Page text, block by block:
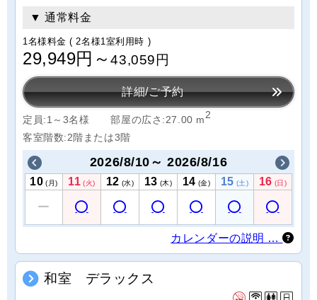
▼ 通常料金
1名様料金( 2名様1室利用時 )
29,949円～43,059円
詳細/ご予約
定員:1～3名様 部屋の広さ:27.00 m2
客室階数:2階または3階
2026/8/10～ 2026/8/16
10 (月) 11 (火) 12 (水) 13 (木) 14 (金) 15 (土) 16 (日)
カレンダーの説明 …
和室 デラックス